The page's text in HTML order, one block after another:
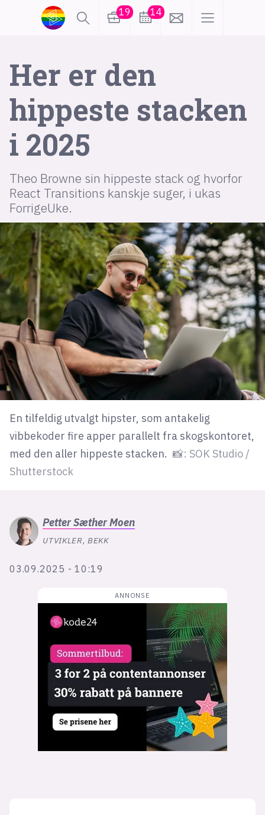
19 14
Her er den
hippeste stacken
i 2025
Theo Browne sin hippeste stack og hvorfor
React Transitions kanskje suger, i ukas
ForrigeUke.
En tilfeldig utvalgt hipster, som antakelig
vibbekoder fire apper parallelt fra skogskontoret,
med den aller hippeste stacken. 📸: SOK Studio /
Shutterstock
PetterSæther Moen
UTVIKLER, BEKK
03.09.2025 - 10:19
lønn
karriere
meninger
utdanning
devops
IoT
design
tilgjengelighet
ukas koder
inn/ut
hobby
lys modus
mørk modus
nyhetsbrev
kode24-klubben
LinkedIn
Bluesky
Facebook
annonsepriser
suksesshistorier
Bli firmapartner